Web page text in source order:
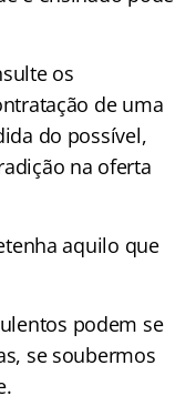
os
de uma
do possível,
na oferta
aquilo que
podem se
se soubermos